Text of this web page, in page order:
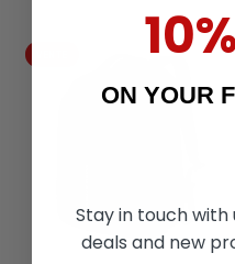
ON YOUR
Stay in touch
deals and new